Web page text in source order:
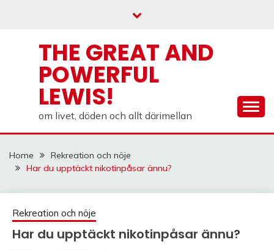
THE GREAT AND
POWERFUL
LEWIS!
om livet, döden och allt därimellan
Home
Rekreation och nöje
Har du upptäckt nikotinpåsar ännu?
Rekreation och nöje
Har du upptäckt nikotinpåsar ännu?